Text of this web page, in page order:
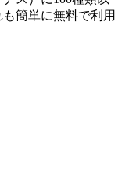
簡単に無料で利用